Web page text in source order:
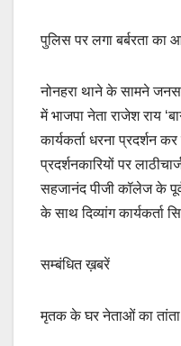
पुलिस पर लगा बर्बरता का
नोनहरा थाने के सामने
में भाजपा नेता राजेश राय
कार्यकर्ता धरना प्रदर्शन
प्रदर्शनकारियों पर
सहजानंद पीजी कॉलेज के
के साथ दिव्यांग कार्यकर्ता
सम्बंधित ख़बरें
मृतक के घर नेताओं का तांता